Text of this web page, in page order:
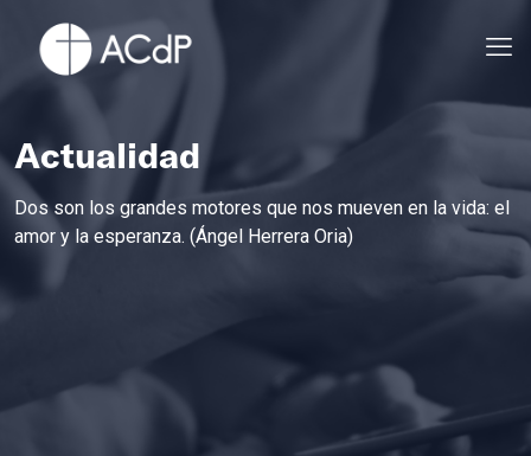
Actualidad
Dos son los grandes motores que nos mueven en la vida: el
amor y la esperanza. (Ángel Herrera Oria)